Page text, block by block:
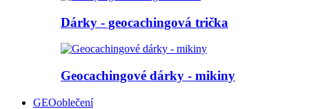
Dárky - geocachingová trička
Geocachingové dárky - mikiny
GEOoblečení